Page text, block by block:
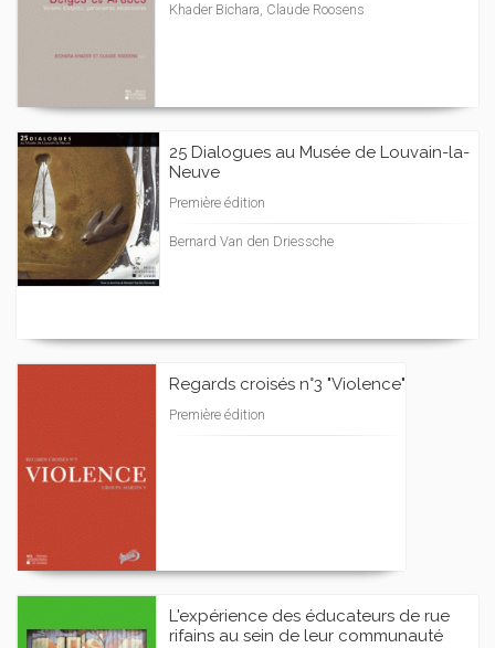
Khader Bichara, Claude Roosens
25 Dialogues au Musée de Louvain-la-
Neuve
Première édition
Bernard Van den Driessche
Regards croisés n°3 "Violence"
Première édition
L'expérience des éducateurs de rue
rifains au sein de leur communauté